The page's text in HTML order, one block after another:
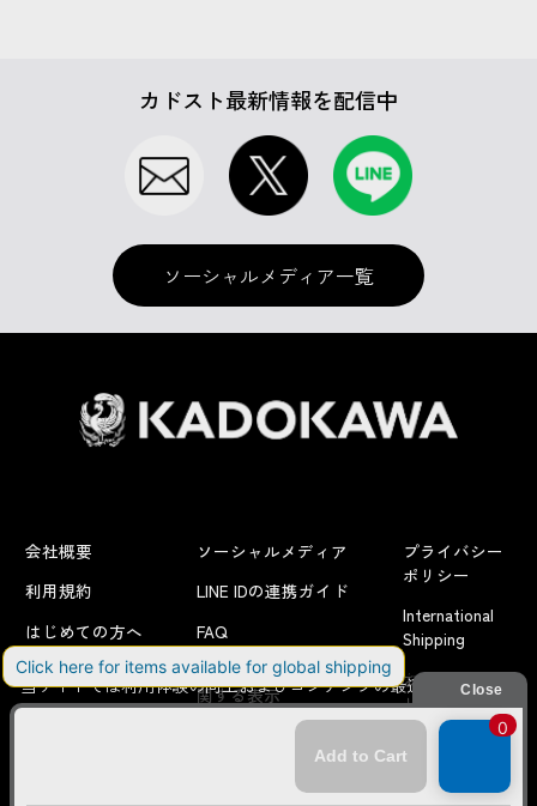
よくあるお問い合わせ
カドスト最新情報を配信中
ソーシャルメディア一覧
会社概要
利用規約
はじめての方へ
ソーシャルメディア
LINE IDの連携ガイド
FAQ
特定商取引法に
関する表示
プライバシー
ポリシー
International
Shipping
お問い合わせ/
リクエスト
当サイトでは利用体験の向上およびコンテンツの最適な提供、ト
ラフィックの分析を目的としてCookieを使用しています。
サイトの閲覧を継続された場合、Cookieの利用に同意したことも
プライバシーポリシー をご確認ください。